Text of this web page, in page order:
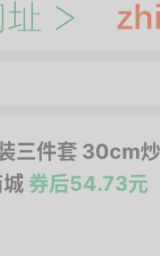
三件套 30cm
券后54.73元